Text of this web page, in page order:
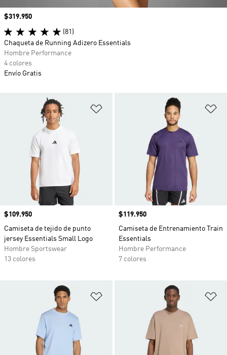
Añadir a la lista de deseos
Precio
$109.950
Camiseta de tejido de punto
jersey Essentials Small Logo
Hombre Sportswear
13 colores
Precio
$119.950
Camiseta de Entrenamiento Train
Essentials
Hombre Performance
7 colores
Añadir a la lista de deseos
Precio
$319.950
(81)
Chaqueta de Running Adizero Essentials
Hombre Performance
4 colores
Envío Gratis